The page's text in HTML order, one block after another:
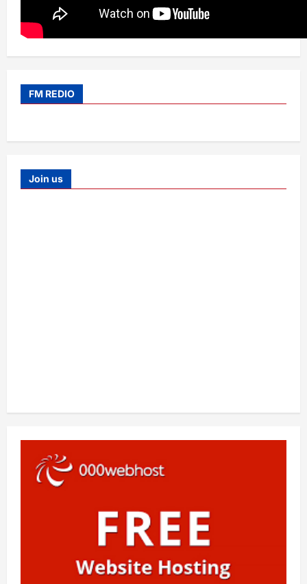
FM REDIO
Join us